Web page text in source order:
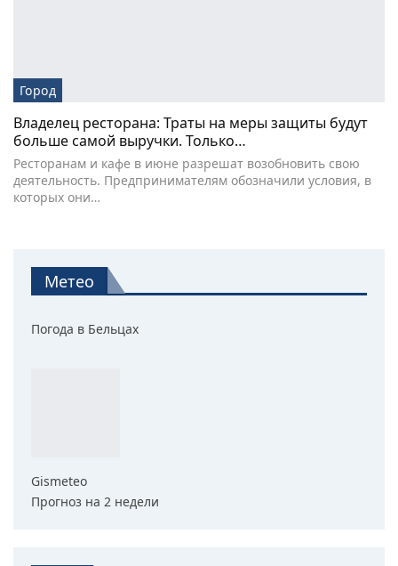
Город
Владелец ресторана: Траты на меры защиты будут
больше самой выручки. Только…
Ресторанам и кафе в июне разрешат возобновить свою
деятельность. Предпринимателям обозначили условия, в
которых они…
Метео
Погода в Бельцах
Gismeteo
Прогноз на 2 недели